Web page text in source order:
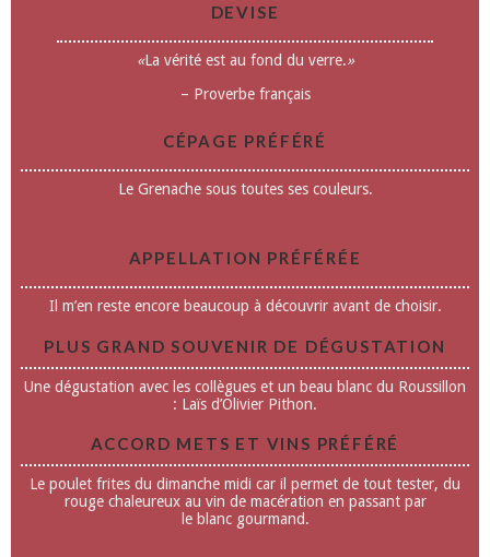
DEVISE
«La vérité est au fond du verre.»
– Proverbe français
CÉPAGE PRÉFÉRÉ
Le Grenache sous toutes ses couleurs.
APPELLATION PRÉFÉRÉE
Il m’en reste encore beaucoup à découvrir avant de choisir.
PLUS GRAND SOUVENIR DE DÉGUSTATION
Une dégustation avec les collègues et un beau blanc du Roussillon
: Laïs d’Olivier Pithon.
ACCORD METS ET VINS PRÉFÉRÉ
Le poulet frites du dimanche midi car il permet de tout tester, du
rouge chaleureux au vin de macération en passant par
le blanc gourmand.